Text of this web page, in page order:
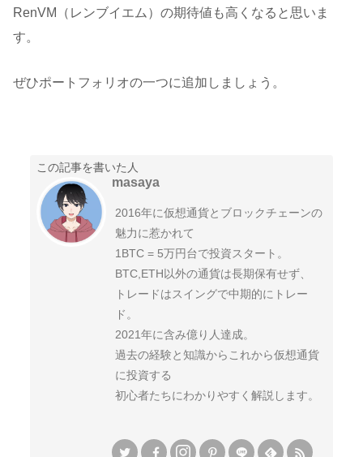
RenVM（レンブイエム）の期待値も高くなると思いま
す。
ぜひポートフォリオの一つに追加しましょう。
この記事を書いた人
masaya
2016年に仮想通貨とブロックチェーンの
魅力に惹かれて
1BTC = 5万円台で投資スタート。
BTC,ETH以外の通貨は長期保有せず、
トレードはスイングで中期的にトレー
ド。
2021年に含み億り人達成。
過去の経験と知識からこれから仮想通貨
に投資する
初心者たちにわかりやすく解説します。